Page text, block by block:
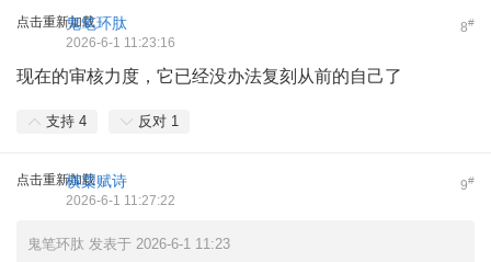
点击重新加载 8#
鬼笔环肽
2026-6-1 11:23:16
现在的审核力度，它已经没办法复刻从前的自己了
支持 4 反对 1
点击重新加载 9#
横槊赋诗
2026-6-1 11:27:22
鬼笔环肽 发表于 2026-6-1 11:23